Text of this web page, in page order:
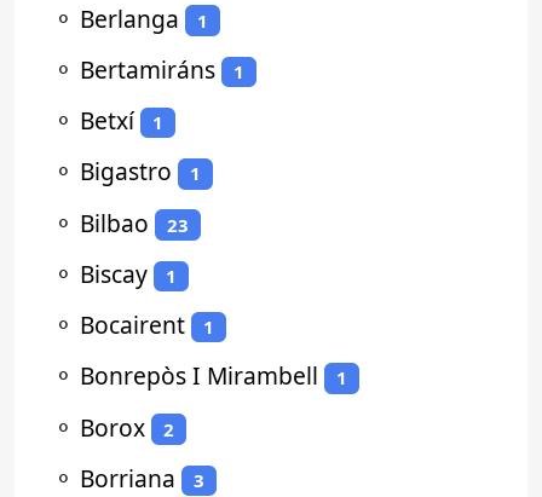
⚬ Berlanga 1
⚬ Bertamiráns 1
⚬ Betxí 1
⚬ Bigastro 1
⚬ Bilbao 23
⚬ Biscay 1
⚬ Bocairent 1
⚬ Bonrepòs I Mirambell 1
⚬ Borox 2
⚬ Borriana 3